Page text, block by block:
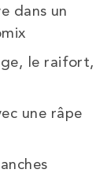
dans un
le raifort,
une râpe